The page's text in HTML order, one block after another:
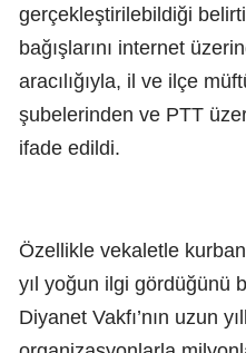
gerçekleştirilebildiği
bağışlarını internet
aracılığıyla, il ve ilçe
şubelerinden ve PTT
ifade edildi.
Özellikle vekaletle
yıl yoğun ilgi gördüğünü
Diyanet Vakfı’nın uzun